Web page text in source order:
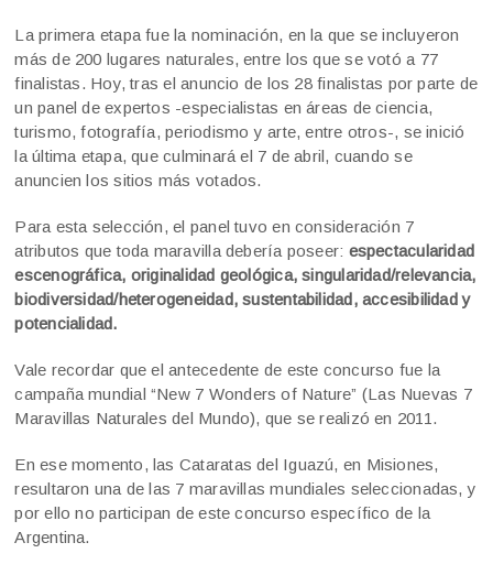
La primera etapa fue la nominación, en la que se incluyeron
más de 200 lugares naturales, entre los que se votó a 77
finalistas. Hoy, tras el anuncio de los 28 finalistas por parte de
un panel de expertos -especialistas en áreas de ciencia,
turismo, fotografía, periodismo y arte, entre otros-, se inició
la última etapa, que culminará el 7 de abril, cuando se
anuncien los sitios más votados.
Para esta selección, el panel tuvo en consideración 7
atributos que toda maravilla debería poseer: espectacularidad
escenográfica, originalidad geológica, singularidad/relevancia,
biodiversidad/heterogeneidad, sustentabilidad, accesibilidad y
potencialidad.
Vale recordar que el antecedente de este concurso fue la
campaña mundial “New 7 Wonders of Nature” (Las Nuevas 7
Maravillas Naturales del Mundo), que se realizó en 2011.
En ese momento, las Cataratas del Iguazú, en Misiones,
resultaron una de las 7 maravillas mundiales seleccionadas, y
por ello no participan de este concurso específico de la
Argentina.